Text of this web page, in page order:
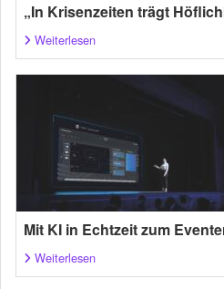
„In Krisenzeiten trägt
Weiterlesen
Mit KI in Echtzeit zum
Weiterlesen